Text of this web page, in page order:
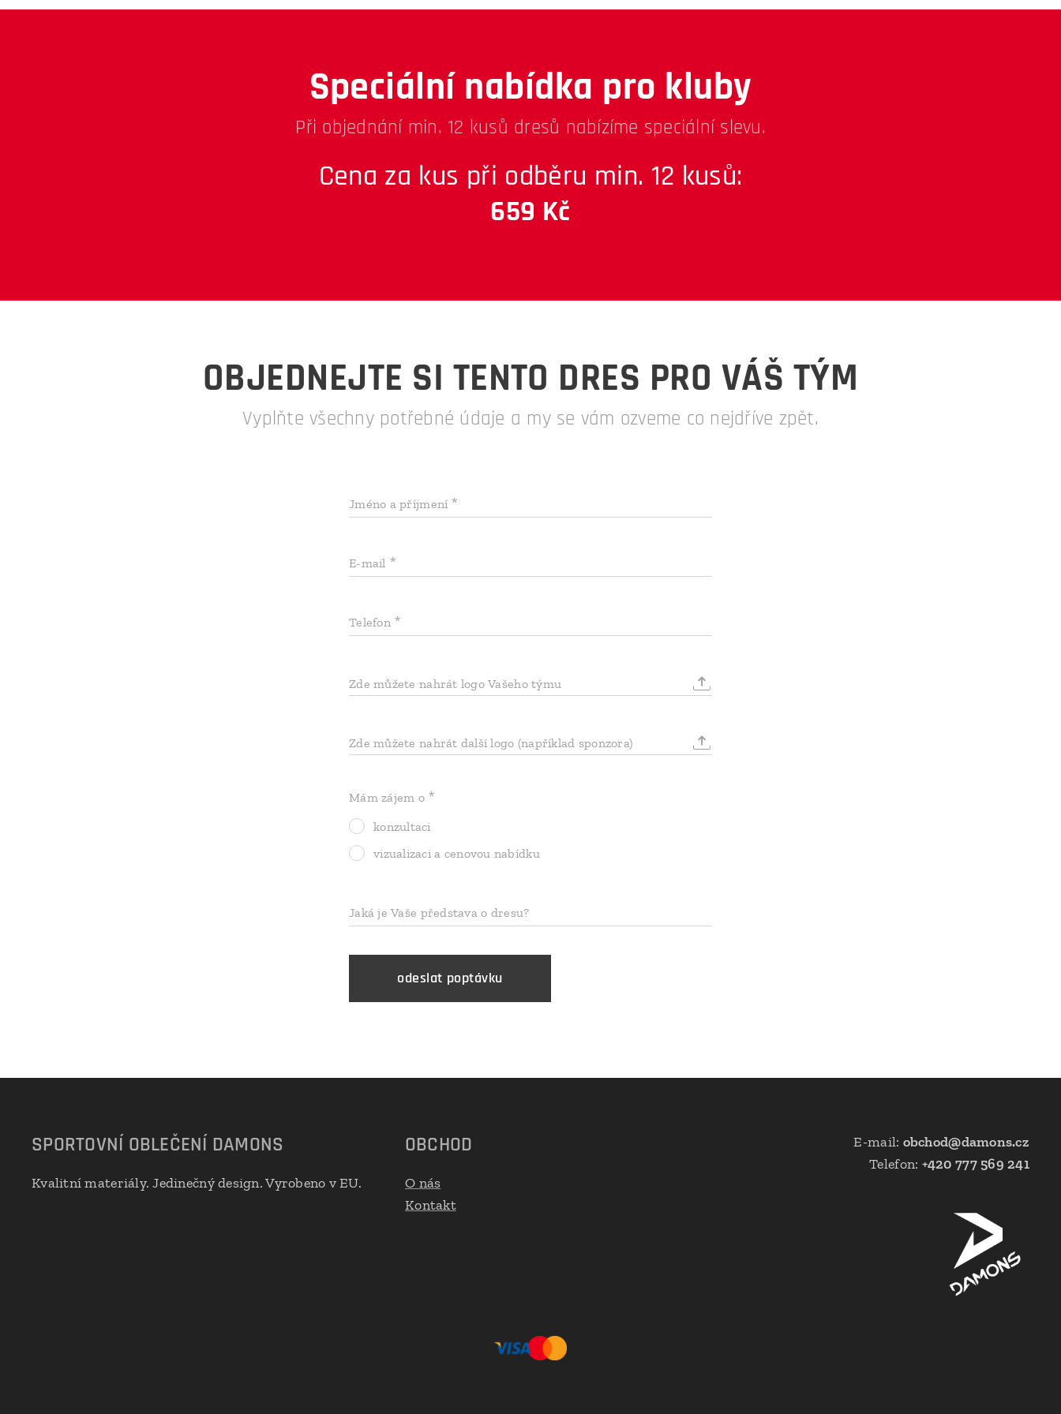
Speciální nabídka pro kluby
Při objednání min. 12 kusů dresů nabízíme speciální slevu.
Cena za kus při odběru min. 12 kusů:
659 Kč
OBJEDNEJTE SI TENTO DRES PRO VÁŠ TÝM
Vyplňte všechny potřebné údaje a my se vám ozveme co nejdříve zpět.
Jméno a příjmení
E-mail
Telefon
Zde můžete nahrát logo Vašeho týmu
Zde můžete nahrát další logo (například sponzora)
Mám zájem o
konzultaci
vizualizaci a cenovou nabídku
Jaká je Vaše představa o dresu?
odeslat poptávku
SPORTOVNÍ OBLEČENÍ DAMONS
Kvalitní materiály. Jedinečný design. Vyrobeno v EU.
OBCHOD
O nás
Kontakt
E-mail: obchod@damons.cz
Telefon: +420 777 569 241